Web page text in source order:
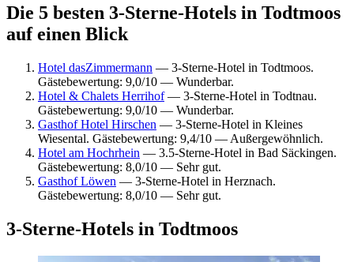
Die 5 besten 3-Sterne-Hotels in Todtmoos
auf einen Blick
Hotel dasZimmermann — 3-Sterne-Hotel in Todtmoos.
Gästebewertung: 9,0/10 — Wunderbar.
Hotel & Chalets Herrihof— 3-Sterne-Hotel in Todtnau.
Gästebewertung: 9,0/10 — Wunderbar.
Gasthof Hotel Hirschen — 3-Sterne-Hotel in Kleines
Wiesental. Gästebewertung: 9,4/10 — Außergewöhnlich.
Hotel am Hochrhein — 3.5-Sterne-Hotel in Bad Säckingen.
Gästebewertung: 8,0/10 — Sehr gut.
Gasthof Löwen — 3-Sterne-Hotel in Herznach.
Gästebewertung: 8,0/10 — Sehr gut.
3-Sterne-Hotels in Todtmoos